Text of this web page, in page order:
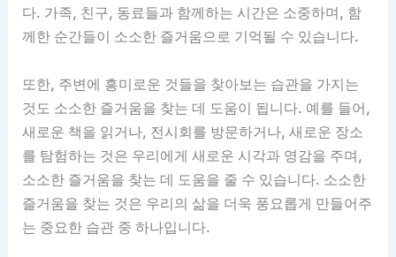
다. 가족, 친구, 동료들과 함께하는 시간은 소중하며, 함
께한 순간들이 소소한 즐거움으로 기억될 수 있습니다.
또한, 주변에 흥미로운 것들을 찾아보는 습관을 가지는
것도 소소한 즐거움을 찾는 데 도움이 됩니다. 예를 들어,
새로운 책을 읽거나, 전시회를 방문하거나, 새로운 장소
를 탐험하는 것은 우리에게 새로운 시각과 영감을 주며,
소소한 즐거움을 찾는 데 도움을 줄 수 있습니다. 소소한
즐거움을 찾는 것은 우리의 삶을 더욱 풍요롭게 만들어주
는 중요한 습관 중 하나입니다.